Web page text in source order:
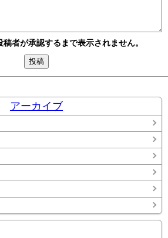
者が承認するまで表示されません。
アーカイブ